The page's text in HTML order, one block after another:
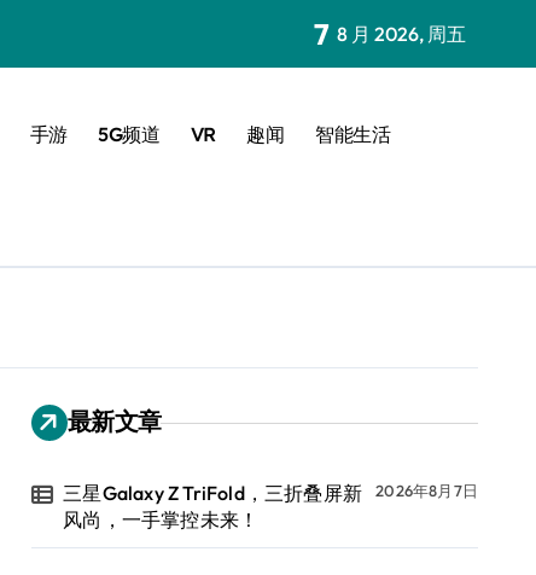
7 8 月 2026, 周五
手游 5G频道 VR 趣闻 智能生活
最新文章
三星Galaxy Z TriFold，三折叠屏新
风尚，一手掌控未来！
2026年8月7日